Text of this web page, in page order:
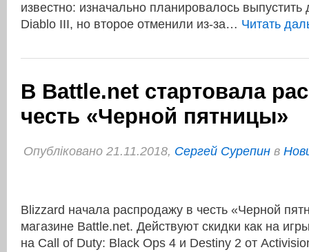
известно: изначально планировалось
Diablo III, но второе отменили из-за… Читать
В Battle.net стартовала
честь «Черной пятницы»
Опубліковано 21.11.2018, Сергей Сурепин в
Blizzard начала распродажу в честь «Черной
магазине Battle.net. Действуют скидки как на
на Call of Duty: Black Ops 4 и Destiny 2 от